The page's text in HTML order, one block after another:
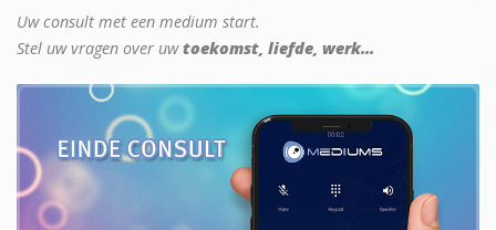
Uw consult met een medium start.
Stel uw vragen over uwtoekomst, liefde, werk...